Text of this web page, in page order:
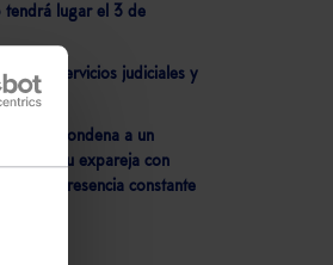
tendrá lugar el 3 de
los servicios judiciales y
condena a un
a su expareja con
y presencia constante